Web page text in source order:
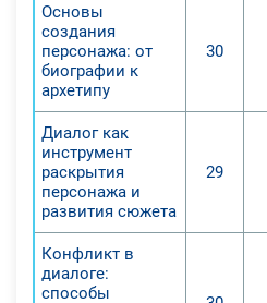
Основы
создания
персонажа: от
биографии к
архетипу
30
Диалог как
инструмент
раскрытия
персонажа и
развития сюжета
29
Конфликт в
диалоге:
способы